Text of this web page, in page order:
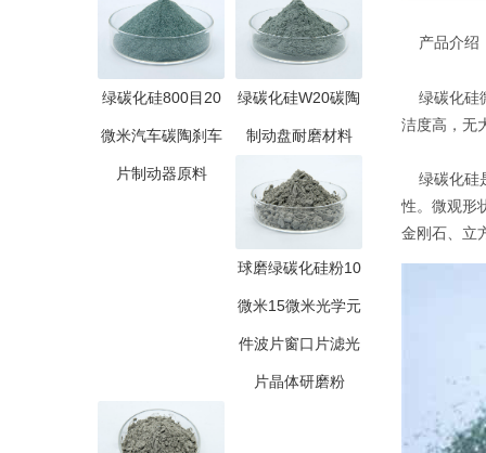
绿碳化硅800目20
微米汽车碳陶刹车
片制动器原料
绿碳化硅W20碳陶
制动盘耐磨材料
球磨绿碳化硅粉10
微米15微米光学元
件波片窗口片滤光
片晶体研磨粉
产品介绍
绿碳化硅
洁度高，无
绿碳化硅
性。微观形
金刚石、立